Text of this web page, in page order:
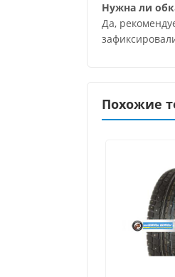
Нужна ли
Да,
Похожие